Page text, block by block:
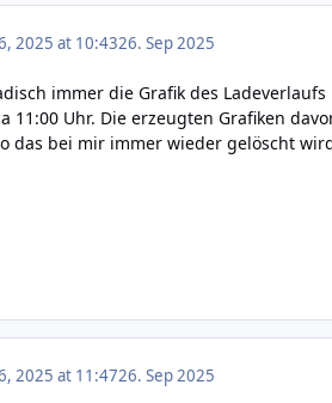
2025 at 10:4326. Sep 2025
immer die Grafik des
11:00 Uhr. Die erzeugten Grafiken
das bei mir immer wieder gelöscht
2025 at 11:4726. Sep 2025